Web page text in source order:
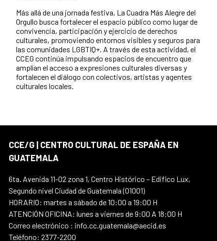
Más allá de una jornada festiva, La Cuadra Más Alegre del
Orgullo busca fortalecer el espacio público como lugar de
convivencia, participación y ejercicio de derechos
culturales, promoviendo entornos visibles y seguros para
las comunidades LGBTIQ+. A través de esta actividad, el
CCEG continúa impulsando espacios de encuentro que
amplían el acceso a expresiones culturales diversas y
fortalecen el diálogo con colectivos, artistas y agentes
culturales locales.
CCE/G | CENTRO CULTURAL DE ESPAÑA EN
GUATEMALA
6ta. Avenida 11-02 zona 1, Centro Histórico – Edifico Lux,
Segundo nivel Ciudad de Guatemala (01001)
HORARIO: martes a sábado de 10:00 a 19:00 H
ATENCIÓN OFICINA: lunes a viernes de 9:00 A 18:00 H
Correo electrónico : info.cc.guatemala@aecid.es
Teléfono: 2377-2200